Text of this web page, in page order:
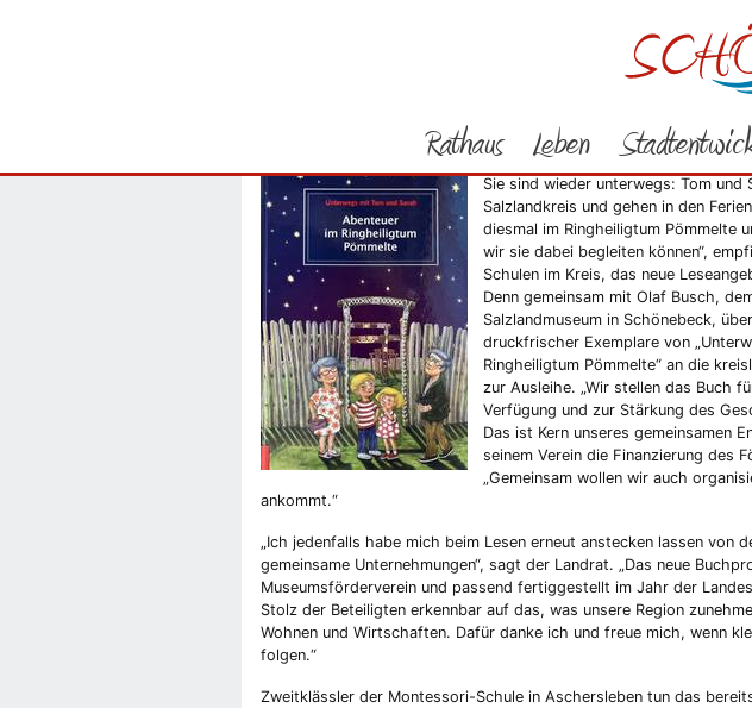
Rathaus Leben
Vorheriges Bild
Bürgerservice
Tom und Sarah nicht nur
Neues Buch für junge Entdecker
Sie sind wieder unterwegs: Tom und
Salzlandkreis und gehen in den
diesmal im Ringheiligtum Pömmelte
wir sie dabei begleiten können“,
Schulen im Kreis, das neue
Denn gemeinsam mit Olaf Busch,
Salzlandmuseum in Schönebeck,
druckfrischer Exemplare von
Ringheiligtum Pömmelte“ an die
zur Ausleihe. „Wir stellen das Buch
Verfügung und zur Stärkung des
Das ist Kern unseres gemeinsamen
seinem Verein die Finanzierung des
„Gemeinsam wollen wir auch
ankommt.“
„Ich jedenfalls habe mich beim Lesen erneut anstecken lassen von
gemeinsame Unternehmungen“, sagt der Landrat. „Das neue
Museumsförderverein und passend fertiggestellt im Jahr der
Stolz der Beteiligten erkennbar auf das, was unsere Region
Wohnen und Wirtschaften. Dafür danke ich und freue mich, wenn
folgen.“
Zweitklässler der Montessori-Schule in Aschersleben tun das